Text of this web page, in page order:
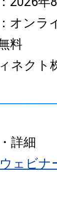
オンラ
料
ネクト
詳細
ェビナ